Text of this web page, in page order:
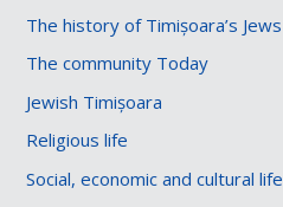
The history of Timișoara’s Jews
The community Today
Jewish Timișoara
Religious life
Social, economic and cultural life